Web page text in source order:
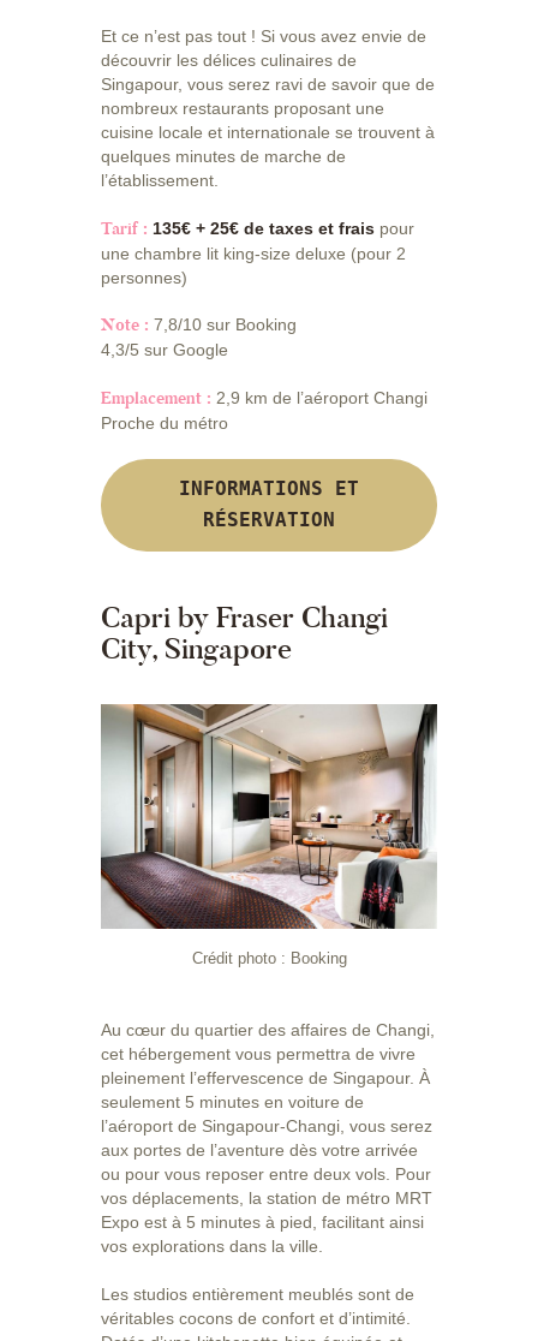
Et ce n’est pas tout ! Si vous avez envie de
découvrir les délices culinaires de
Singapour, vous serez ravi de savoir que de
nombreux restaurants proposant une
cuisine locale et internationale se trouvent à
quelques minutes de marche de
l’établissement.
Tarif : 135€ + 25€ de taxes et frais pour
une chambre lit king-size deluxe (pour 2
personnes)
Note : 7,8/10 sur Booking
4,3/5 sur Google
Emplacement : 2,9 km de l’aéroport Changi
Proche du métro
INFORMATIONS ET
RÉSERVATION
Capri by Fraser Changi
City, Singapore
Crédit photo : Booking
Au cœur du quartier des affaires de Changi,
cet hébergement vous permettra de vivre
pleinement l’effervescence de Singapour. À
seulement 5 minutes en voiture de
l’aéroport de Singapour-Changi, vous serez
aux portes de l’aventure dès votre arrivée
ou pour vous reposer entre deux vols. Pour
vos déplacements, la station de métro MRT
Expo est à 5 minutes à pied, facilitant ainsi
vos explorations dans la ville.
Les studios entièrement meublés sont de
véritables cocons de confort et d’intimité.